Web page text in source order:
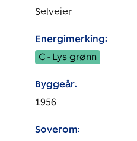
Selveier
Energimerking:
C - Lys grønn
Byggeår:
1956
Soverom: